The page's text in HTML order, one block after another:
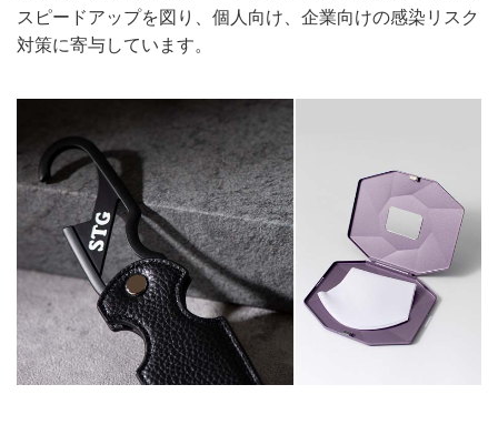
スピードアップを図り、個人向け、企業向けの感染リスク
対策に寄与しています。